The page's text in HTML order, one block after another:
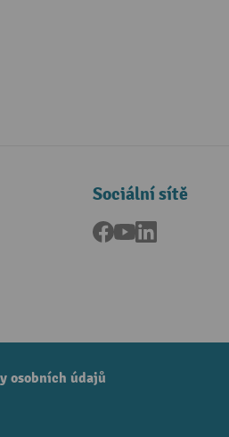
Sociální sítě
Facebook
YouTube
osobních údajů